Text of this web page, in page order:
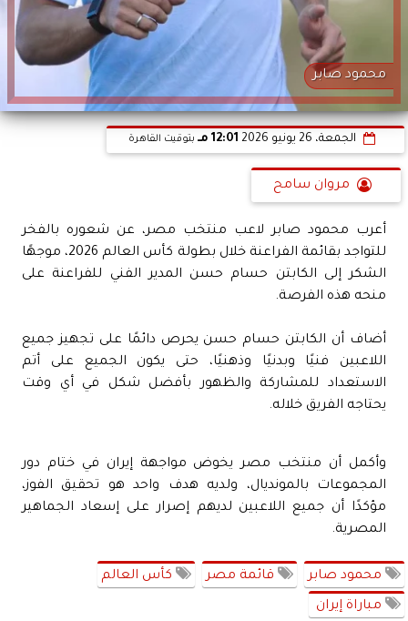
محمود صابر
الجمعة، 26 يونيو 2026 12:01 مـ بتوقيت القاهرة
مروان سامح
أعرب محمود صابر لاعب منتخب مصر، عن شعوره بالفخر
للتواجد بقائمة الفراعنة خلال بطولة كأس العالم 2026، موجهًا
الشكر إلى الكابتن حسام حسن المدير الفني للفراعنة على
منحه هذه الفرصة.
أضاف أن الكابتن حسام حسن يحرص دائمًا على تجهيز جميع
اللاعبين فنيًا وبدنيًا وذهنيًا، حتى يكون الجميع على أتم
الاستعداد للمشاركة والظهور بأفضل شكل في أي وقت
يحتاجه الفريق خلاله.
وأكمل أن منتخب مصر يخوض مواجهة إيران في ختام دور
المجموعات بالمونديال، ولديه هدف واحد هو تحقيق الفوز،
مؤكدًا أن جميع اللاعبين لديهم إصرار على إسعاد الجماهير
المصرية.
محمود صابر قائمة مصر كأس العالم
مباراة إيران